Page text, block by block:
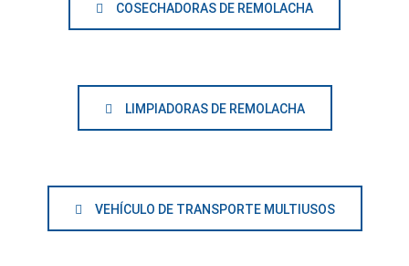
COSECHADORAS DE REMOLACHA
LIMPIADORAS DE REMOLACHA
VEHÍCULO DE TRANSPORTE MULTIUSOS